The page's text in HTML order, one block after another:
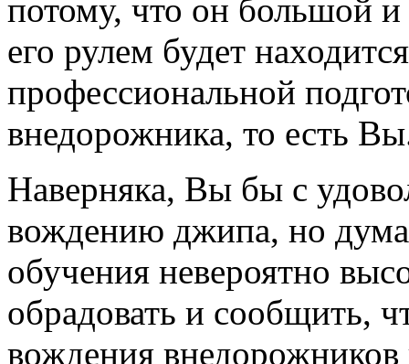
потому, что он большой
его рулем будет
профессиональной
внедорожника, то есть
Наверняка, Вы бы с
вождению джипа, но
обучения невероятно
обрадовать и сообщить,
вождения внедорожников